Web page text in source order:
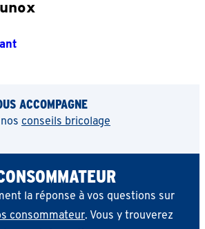
ACCOMPAGNE
conseils bricolage
la réponse à vos questions sur
consommateur. Vous y trouverez